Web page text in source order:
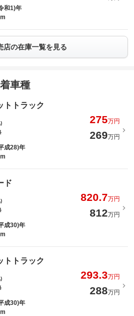
和1)年
店の在庫一覧を見る
車種
トトラック
275万円
269万円
成28)年
ド
820.7万円
812万円
成30)年
トトラック
293.3万円
288万円
成30)年